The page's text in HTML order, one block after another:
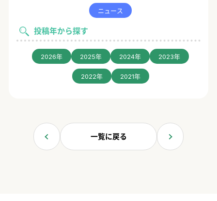
ニュース
投稿年から探す
2026年 2025年 2024年 2023年
2022年 2021年
一覧に戻る